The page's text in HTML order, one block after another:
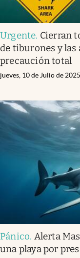
Urgente. Cierran
de tiburones y
precaución total
jueves, 10 de Julio de 2025
Pánico. Alerta
una playa por